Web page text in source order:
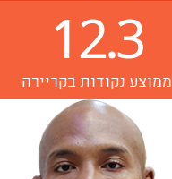
12.3
ממוצע נקודות בקריירה